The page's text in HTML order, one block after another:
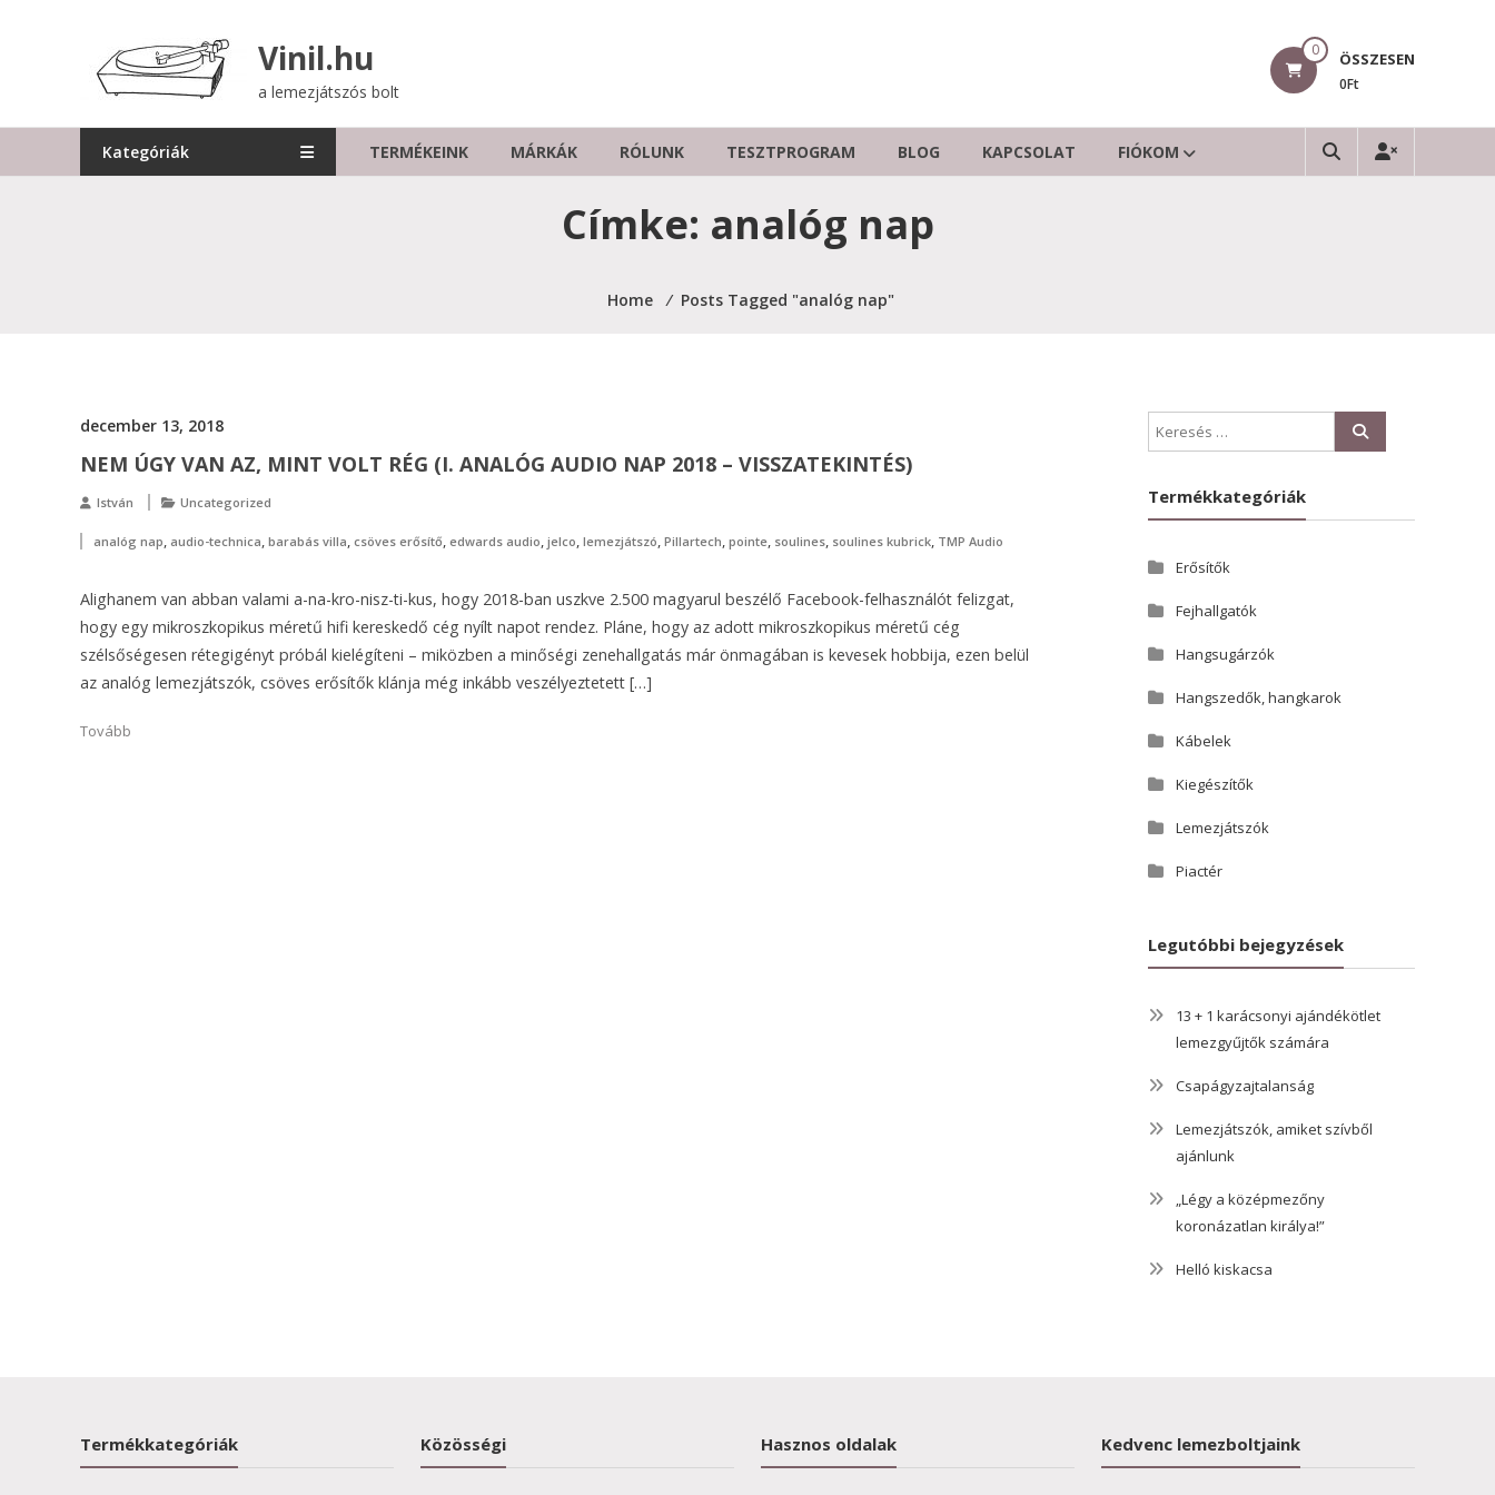
Vinil.hu
a lemezjátszós bolt
0 ÖSSZESEN
0Ft
Kategóriák TERMÉKEINK MÁRKÁK RÓLUNK TESZTPROGRAM BLOG KAPCSOLAT FIÓKOM
Címke: analóg nap
Home ⁄ Posts Tagged "analóg nap"
december 13, 2018
NEM ÚGY VAN AZ, MINT VOLT RÉG (I. ANALÓG AUDIO NAP 2018 – VISSZATEKINTÉS)
István Uncategorized
analóg nap, audio-technica, barabás villa, csöves erősítő, edwards audio, jelco, lemezjátszó, Pillartech, pointe, soulines, soulines kubrick, TMP Audio
Alighanem van abban valami a-na-kro-nisz-ti-kus, hogy 2018-ban uszkve 2.500 magyarul beszélő Facebook-felhasználót felizgat,
hogy egy mikroszkopikus méretű hifi kereskedő cég nyílt napot rendez. Pláne, hogy az adott mikroszkopikus méretű cég
szélsőségesen rétegigényt próbál kielégíteni – miközben a minőségi zenehallgatás már önmagában is kevesek hobbija, ezen belül
az analóg lemezjátszók, csöves erősítők klánja még inkább veszélyeztetett […]
Tovább
Termékkategóriák
Erősítők
Fejhallgatók
Hangsugárzók
Hangszedők, hangkarok
Kábelek
Kiegészítők
Lemezjátszók
Piactér
Legutóbbi bejegyzések
13 + 1 karácsonyi ajándékötlet
lemezgyűjtők számára
Csapágyzajtalanság
Lemezjátszók, amiket szívből
ajánlunk
„Légy a középmezőny
koronázatlan királya!”
Helló kiskacsa
Termékkategóriák Közösségi Hasznos oldalak Kedvenc lemezboltjaink